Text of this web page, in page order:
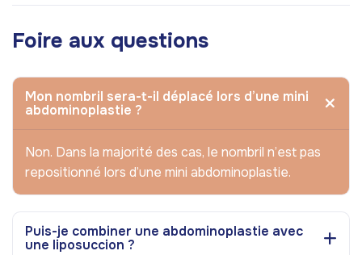
Foire aux questions
Mon nombril sera-t-il déplacé lors d’une mini
abdominoplastie ?
Non. Dans la majorité des cas, le nombril n’est pas
repositionné lors d’une mini abdominoplastie.
Puis-je combiner une abdominoplastie avec
une liposuccion ?